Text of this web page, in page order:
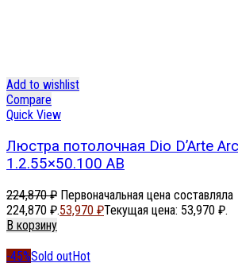
Add to wishlist
Compare
Quick View
Люстра потолочная Dio D’Arte
1.2.55×50.100 AB
224,870₽ Первоначальная цена составляла
224,870 ₽.53,970 ₽Текущая цена: 53,970 ₽.
В корзину
-45%Sold outHot